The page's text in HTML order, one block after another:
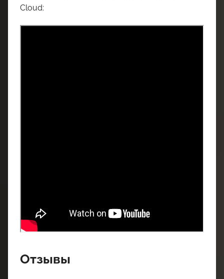
Cloud:
Отзывы